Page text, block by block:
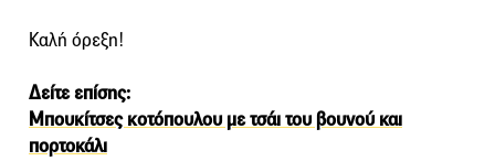
Καλή όρεξη!
Δείτε επίσης:
Μπουκίτσες κοτόπουλου με τσάι του βουνού και
πορτοκάλι